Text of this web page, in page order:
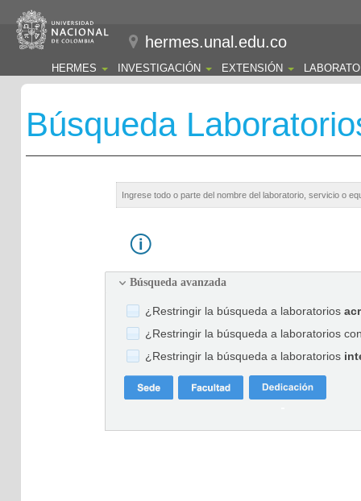
hermes.unal.edu.co
HERMES INVESTIGACIÓN EXTENSIÓN
Búsqueda
Búsqueda avanzada
¿Restringir la búsqueda a laboratorios
¿Restringir la búsqueda a laboratorios
¿Restringir la búsqueda a laboratorios